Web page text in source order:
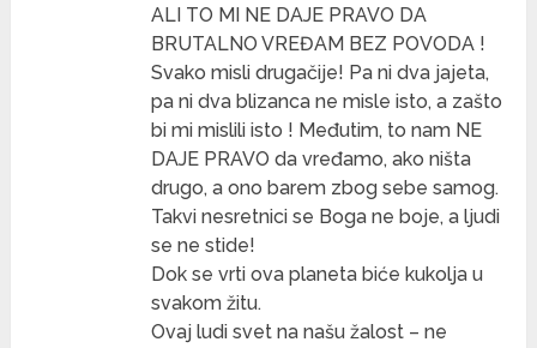
ALI TO MI NE DAJE PRAVO DA
BRUTALNO VREĐAM BEZ POVODA !
Svako misli drugačije! Pa ni dva jajeta,
pa ni dva blizanca ne misle isto, a zašto
bi mi mislili isto ! Međutim, to nam NE
DAJE PRAVO da vređamo, ako ništa
drugo, a ono barem zbog sebe samog.
Takvi nesretnici se Boga ne boje, a ljudi
se ne stide!
Dok se vrti ova planeta biće kukolja u
svakom žitu.
Ovaj ludi svet na našu žalost – ne